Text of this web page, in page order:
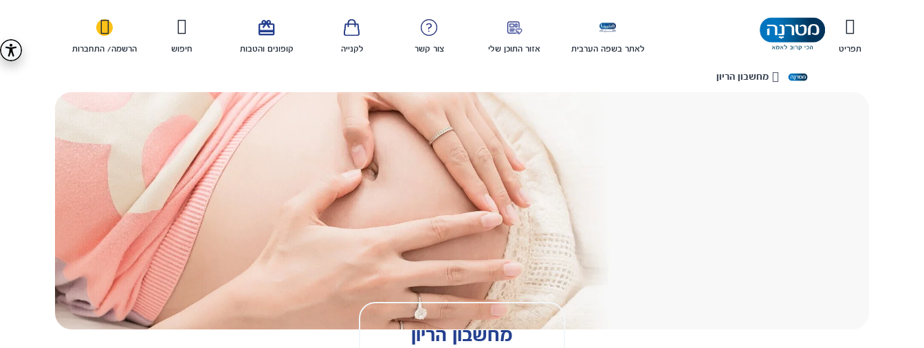
תפריט לאתר בשפה הערבית אזור התוכן שלי צור קשר לקנייה

קופונים והטבות חיפוש הרשמה/ התחברות
בית
מחשבון הריון
מחשבון הריון